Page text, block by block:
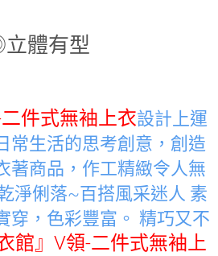
體有型
二件式無袖上衣設計上運
常生活的思考創意，創造
著商品，作工精緻令人無
淨俐落~百搭風采迷人 素
穿，色彩豐富。 精巧又不
衣館』V領-二件式無袖上